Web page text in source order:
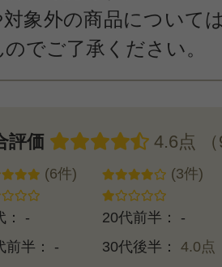
象外の商品について
でご了承ください。
評価 4.6点
(6件) (3件)
： -
20代前半： -
前半： -
30代後半： 4.0点